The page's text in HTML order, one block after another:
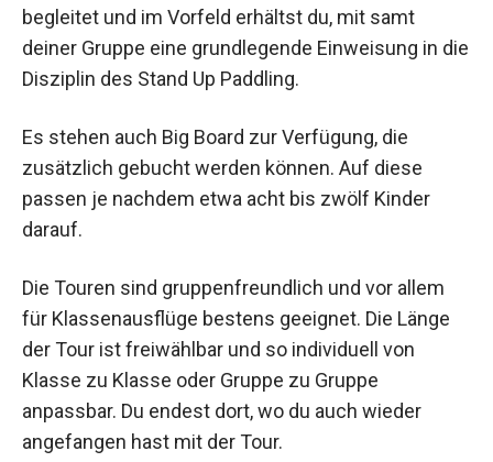
begleitet und im Vorfeld erhältst du, mit samt
deiner Gruppe eine grundlegende Einweisung in die
Disziplin des Stand Up Paddling.
Es stehen auch Big Board zur Verfügung, die
zusätzlich gebucht werden können. Auf diese
passen je nachdem etwa acht bis zwölf Kinder
darauf.
Die Touren sind gruppenfreundlich und vor allem
für Klassenausflüge bestens geeignet. Die Länge
der Tour ist freiwählbar und so individuell von
Klasse zu Klasse oder Gruppe zu Gruppe
anpassbar. Du endest dort, wo du auch wieder
angefangen hast mit der Tour.